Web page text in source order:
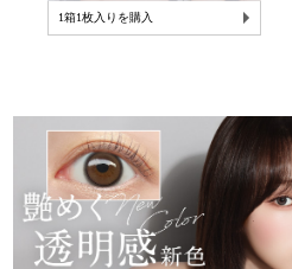
1箱1枚入りを購入